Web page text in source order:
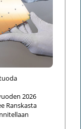
2026
Ranskasta